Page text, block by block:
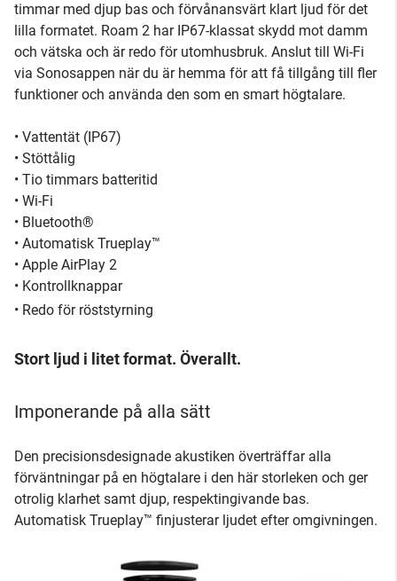
timmar med djup bas och förvånansvärt klart ljud för det
lilla formatet. Roam 2 har IP67-klassat skydd mot damm
och vätska och är redo för utomhusbruk. Anslut till Wi-Fi
via Sonosappen när du är hemma för att få tillgång till fler
funktioner och använda den som en smart högtalare.
• Vattentät (IP67)
• Stöttålig
• Tio timmars batteritid
• Wi-Fi
• Bluetooth®
• Automatisk Trueplay™
• Apple AirPlay 2
• Kontrollknappar
• Redo för röststyrning
Stort ljud i litet format. Överallt.
Imponerande på alla sätt
Den precisionsdesignade akustiken överträffar alla
förväntningar på en högtalare i den här storleken och ger
otrolig klarhet samt djup, respektingivande bas.
Automatisk Trueplay™ finjusterar ljudet efter omgivningen.